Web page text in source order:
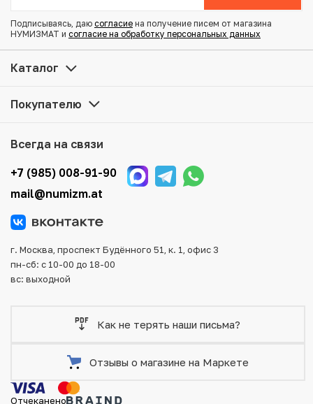
Купить Полушка 1730 года по привлекательной цене
можно в нашем интернет-магазине — Вам достаточно
оформить заказ на сайте. Все монеты, представленные
в каталоге, находятся в наличии на нашем складе.
того, возможен самовывоз товара из офиса магазина.
тщательно упаковываются, что исключает возможность
повреждения во время доставки.
Подписываясь, даю согласие на получение писем от магазина
НУМИЗМАТ и согласие на обработку персональных данных
Каталог
Покупателю
Всегда на связи
+7 (985) 008-91-90
mail@numizm.at
г. Москва, проспект Будённого 51, к. 1, офис 3
пн-сб: с 10-00 до 18-00
вс: выходной
Как не терять наши письма?
Отзывы о магазине на Маркете
Отчеканено